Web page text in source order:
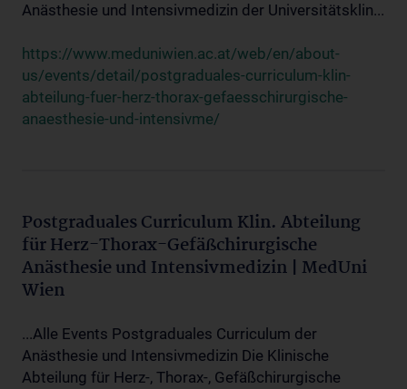
Anästhesie und Intensivmedizin der Universitätsklin...
https://www.meduniwien.ac.at/web/en/about-
us/events/detail/postgraduales-curriculum-klin-
abteilung-fuer-herz-thorax-gefaesschirurgische-
anaesthesie-und-intensivme/
Postgraduales Curriculum Klin. Abteilung
für Herz-Thorax-Gefäßchirurgische
Anästhesie und Intensivmedizin | MedUni
Wien
...Alle Events Postgraduales Curriculum der
Anästhesie und Intensivmedizin Die Klinische
Abteilung für Herz-, Thorax-, Gefäßchirurgische